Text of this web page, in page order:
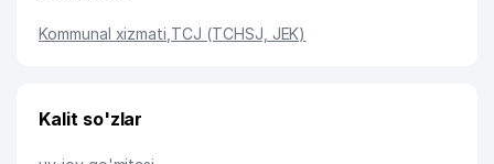
Kommunal xizmati TCJ (TCHSJ, JEK)
Kalit so'zlar